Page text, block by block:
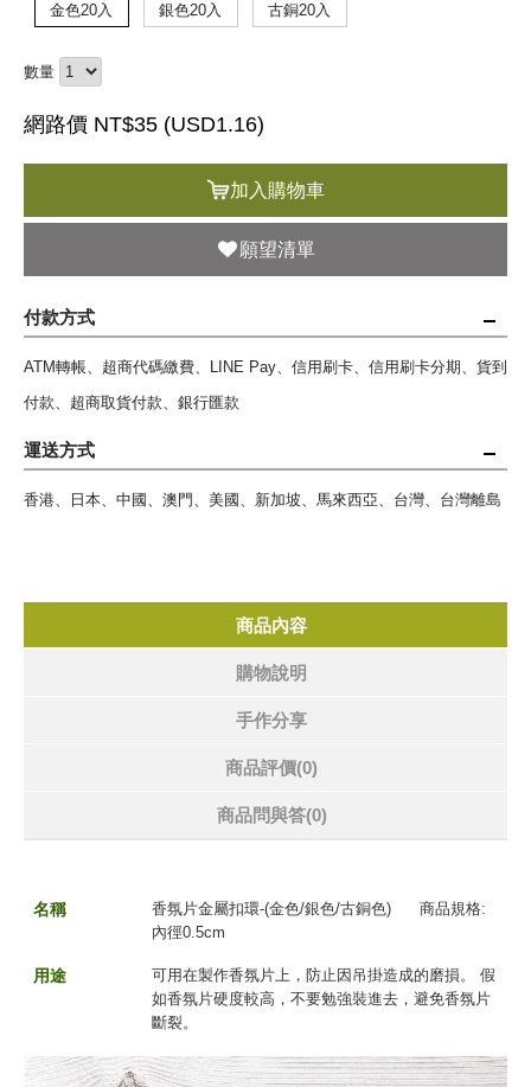
金色20入 銀色20入 古銅20入
數量
網路價 NT$35 (USD1.16)
加入購物車
願望清單
付款方式
ATM轉帳、超商代碼繳費、LINE Pay、信用刷卡、信用刷卡分期、貨到
付款、超商取貨付款、銀行匯款
運送方式
香港、日本、中國、澳門、美國、新加坡、馬來西亞、台灣、台灣離島
商品內容
購物說明
手作分享
商品評價(0)
商品問與答(0)
名稱
香氛片金屬扣環-(金色/銀色/古銅色) 商品規格:
內徑0.5cm
用途 可用在製作香氛片上，防止因吊掛造成的磨損。
假
如香氛片硬度較高，不要勉強裝進去，避免香氛片
斷裂。